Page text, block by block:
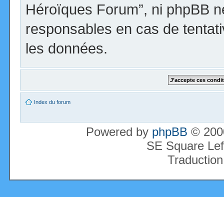
Héroïques Forum”, ni phpBB
responsables en cas de
les données.
Index du forum
Powered by phpBB ©
SE Square